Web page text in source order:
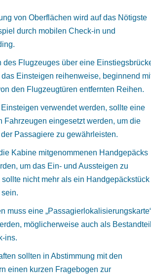
von Oberflächen wird auf das Nötigste
durch mobilen Check-in und
des Flugzeuges über eine
Einsteigen reihenweise, beginnend
den Flugzeugtüren entfernten Reihen.
verwendet werden, sollte eine
Fahrzeugen eingesetzt werden, um die
Passagiere zu gewährleisten.
Kabine mitgenommenen Handgepäcks
um das Ein- und Aussteigen zu
nicht mehr als ein Handgepäckstück
muss eine
möglicherweise auch als
ins.
sollten in Abstimmung mit den
einen kurzen Fragebogen zur